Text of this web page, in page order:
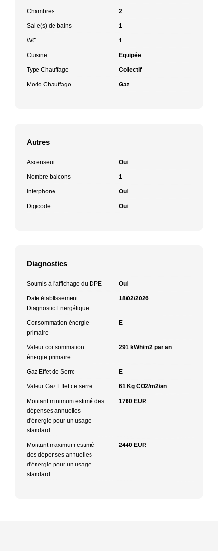
Chambres 2
Salle(s) de bains 1
WC 1
Cuisine Equipée
Type Chauffage Collectif
Mode Chauffage Gaz
Autres
Ascenseur Oui
Nombre balcons 1
Interphone Oui
Digicode Oui
Diagnostics
Soumis à l'affichage du DPE Oui
Date établissement
Diagnostic Energétique
18/02/2026
Consommation énergie
primaire
E
Valeur consommation
énergie primaire
291 kWh/m2 par an
Gaz Effet de Serre E
Valeur Gaz Effet de serre 61 Kg CO2/m2/an
Montant minimum estimé des
dépenses annuelles
d'énergie pour un usage
standard
1760 EUR
Montant maximum estimé
des dépenses annuelles
d'énergie pour un usage
standard
2440 EUR